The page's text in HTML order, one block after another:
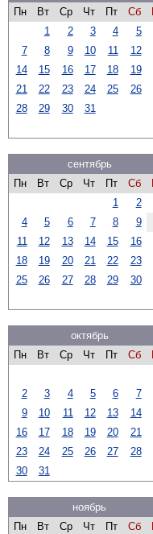
Пн
Вт Ср Чт Пт Сб
1
2 3 4 5
7
8 9 10 11 12
14
15 16 17 18 19
21
22 23 24 25 26
28
29 30 31
сентябрь
Пн
Вт Ср Чт Пт Сб
1
2
4
5 6 7 8 9
11
12 13 14 15 16
18
19 20 21 22 23
25
26 27 28 29 30
октябрь
Пн
Вт Ср Чт Пт Сб
2
3 4 5 6 7
9
10 11 12 13 14
16
17 18 19 20 21
23
24 25 26 27 28
30
31
ноябрь
Пн
Вт Ср Чт Пт Сб